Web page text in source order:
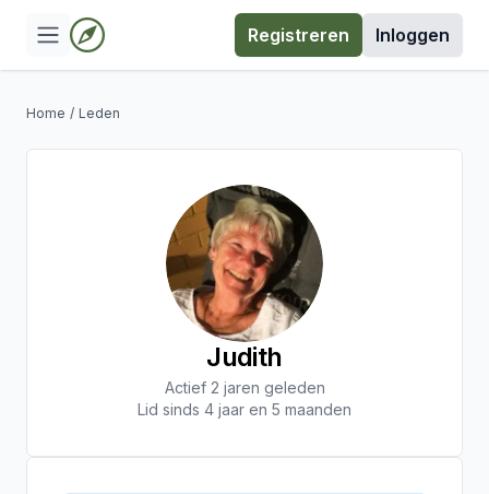
Registreren Inloggen
Home / Leden
Judith
Actief 2 jaren geleden
Lid sinds 4 jaar en 5 maanden